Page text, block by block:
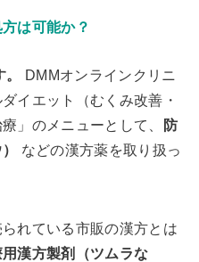
は可能か？
DMMオンラインクリニ
イエット（むくみ改善・
」のメニューとして、
防
などの漢方薬を取り扱っ
れている市販の漢方とは
用漢方製剤（ツムラな